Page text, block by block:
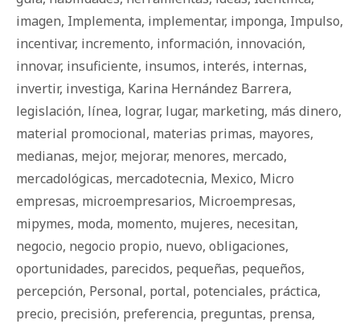
imagen, Implementa, implementar, imponga, Impulso,
incentivar, incremento, información, innovación,
innovar, insuficiente, insumos, interés, internas,
invertir, investiga, Karina Hernández Barrera,
legislación, línea, lograr, lugar, marketing, más dinero,
material promocional, materias primas, mayores,
medianas, mejor, mejorar, menores, mercado,
mercadológicas, mercadotecnia, Mexico, Micro
empresas, microempresarios, Microempresas,
mipymes, moda, momento, mujeres, necesitan,
negocio, negocio propio, nuevo, obligaciones,
oportunidades, parecidos, pequeñas, pequeños,
percepción, Personal, portal, potenciales, práctica,
precio, precisión, preferencia, preguntas, prensa,